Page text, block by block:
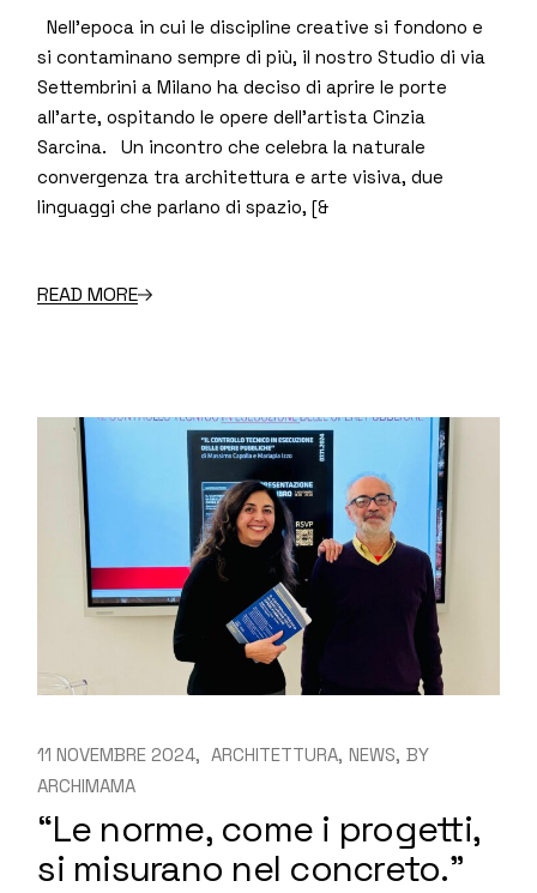
Nell’epoca in cui le discipline creative si fondono e
si contaminano sempre di più, il nostro Studio di via
Settembrini a Milano ha deciso di aprire le porte
all’arte, ospitando le opere dell’artista Cinzia
Sarcina. Un incontro che celebra la naturale
convergenza tra architettura e arte visiva, due
linguaggi che parlano di spazio, [&
READ MORE
11 NOVEMBRE 2024 ARCHITETTURA NEWS BY
ARCHIMAMA
“Le norme, come i progetti,
si misurano nel concreto.”